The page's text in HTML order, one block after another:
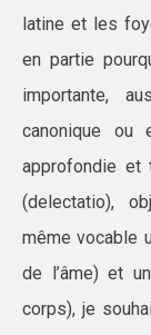
latine et les
en partie
importante,
canonique ou
approfondie et
(delectatio),
même vocable
de l’âme) et
corps), je